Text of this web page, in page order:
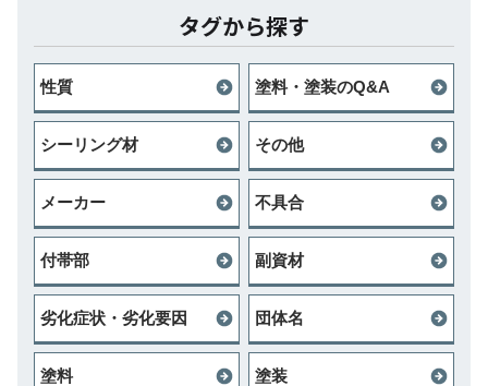
タグから探す
性質 塗料・塗装のQ&A
シーリング材 その他
メーカー 不具合
付帯部 副資材
劣化症状・劣化要因 団体名
塗料 塗装